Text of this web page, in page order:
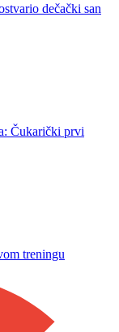
dečački san
Čukarički prvi
treningu